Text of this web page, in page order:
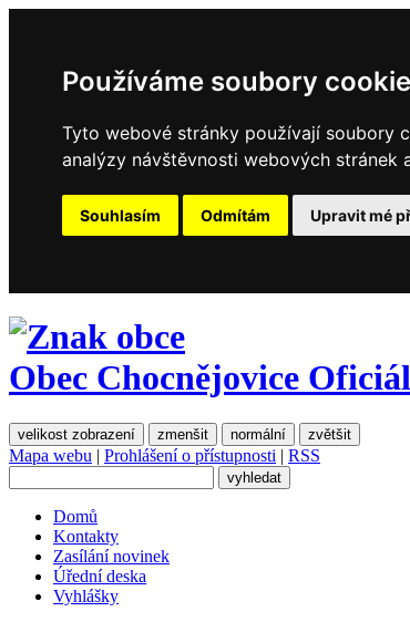
Používáme soubory
Tyto webové stránky používají soubory
analýzy návštěvnosti webových stránek
Souhlasím Odmítám Upravit mé
Obec Chocnějovice
velikost zobrazení zmenšit normální zvětšit
Mapa webu | Prohlášení o přístupnosti | RSS
Domů
Kontakty
Zasílání novinek
Úřední deska
Vyhlášky